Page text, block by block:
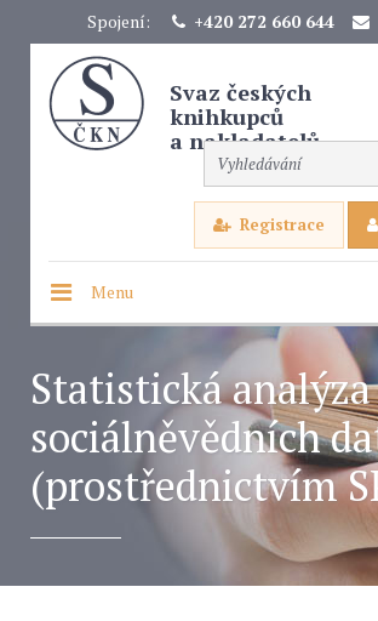
Spojení: +420 272 660 644
Svaz českých
knihkupců
a nakladatelů
Registrace
Menu
Statistická analýza
sociálněvědních
(prostřednictvím